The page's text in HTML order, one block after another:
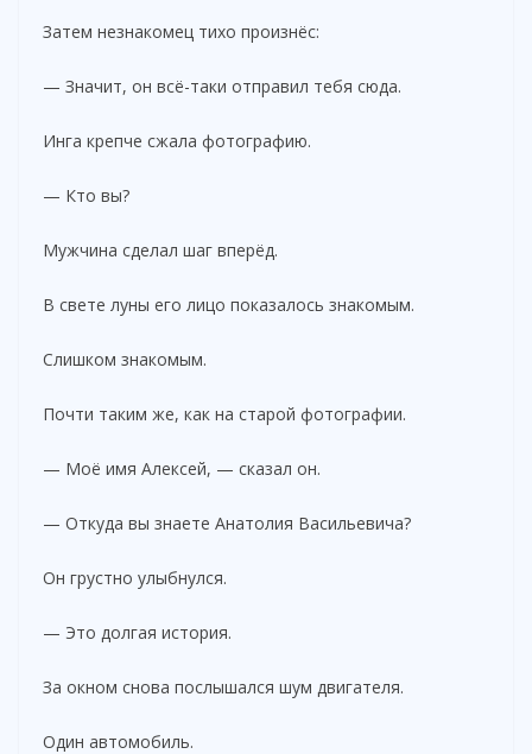
Затем незнакомец тихо произнёс:
— Значит, он всё-таки отправил тебя сюда.
Инга крепче сжала фотографию.
— Кто вы?
Мужчина сделал шаг вперёд.
В свете луны его лицо показалось знакомым.
Слишком знакомым.
Почти таким же, как на старой фотографии.
— Моё имя Алексей, — сказал он.
— Откуда вы знаете Анатолия Васильевича?
Он грустно улыбнулся.
— Это долгая история.
За окном снова послышался шум двигателя.
Один автомобиль.